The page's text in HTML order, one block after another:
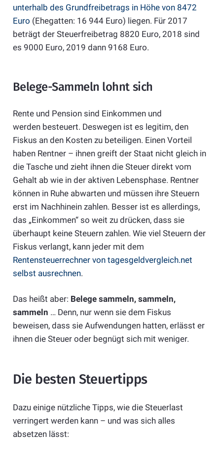
unterhalb des Grundfreibetrags in Höhe von 8472
Euro (Ehegatten: 16 944 Euro) liegen. Für 2017
beträgt der Steuerfreibetrag 8820 Euro, 2018 sind
es 9000 Euro, 2019 dann 9168 Euro.
Belege-Sammeln lohnt sich
Rente und Pension sind Einkommen und
werden besteuert. Deswegen ist es legitim, den
Fiskus an den Kosten zu beteiligen. Einen Vorteil
haben Rentner – ihnen greift der Staat nicht gleich in
die Tasche und zieht ihnen die Steuer direkt vom
Gehalt ab wie in der aktiven Lebensphase. Rentner
können in Ruhe abwarten und müssen ihre Steuern
erst im Nachhinein zahlen. Besser ist es allerdings,
das „Einkommen“ so weit zu drücken, dass sie
überhaupt keine Steuern zahlen. Wie viel Steuern der
Fiskus verlangt, kann jeder mit dem
Rentensteuerrechner von tagesgeldvergleich.net
selbst ausrechnen.
Das heißt aber: Belege sammeln, sammeln,
sammeln … Denn, nur wenn sie dem Fiskus
beweisen, dass sie Aufwendungen hatten, erlässt er
ihnen die Steuer oder begnügt sich mit weniger.
Die besten Steuertipps
Dazu einige nützliche Tipps, wie die Steuerlast
verringert werden kann – und was sich alles
absetzen lässt: